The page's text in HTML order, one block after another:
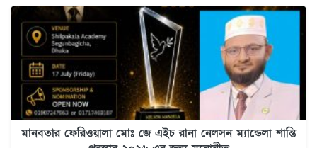
মানবতার ফেরিওয়ালা মোঃ জে এইচ রানা নেলসন ম্যান্ডেলা শান্তি